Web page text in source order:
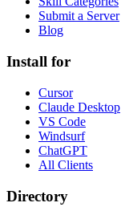
Submit a Server
Blog
Install for
Cursor
Claude Desktop
VS Code
Windsurf
ChatGPT
All Clients
Directory